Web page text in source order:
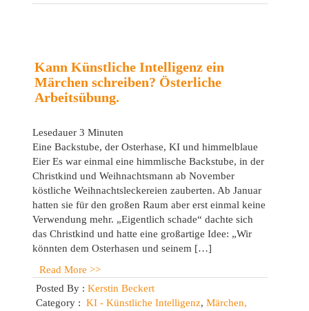
Grenzen
(Methodenteil)
Kann Künstliche Intelligenz ein
Märchen schreiben? Österliche
Arbeitsübung.
Lesedauer 3 Minuten
Eine Backstube, der Osterhase, KI und himmelblaue
Eier Es war einmal eine himmlische Backstube, in der
Christkind und Weihnachtsmann ab November
köstliche Weihnachtsleckereien zauberten. Ab Januar
hatten sie für den großen Raum aber erst einmal keine
Verwendung mehr. „Eigentlich schade“ dachte sich
das Christkind und hatte eine großartige Idee: „Wir
könnten dem Osterhasen und seinem […]
Read More >>
Posted By : Kerstin Beckert
Category : KI - Künstliche Intelligenz, Märchen,